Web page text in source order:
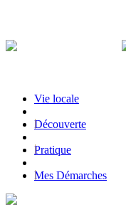
Vie locale
|Découverte
|Pratique
|Mes Démarches